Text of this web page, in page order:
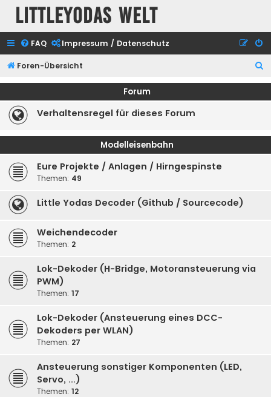
Littleyodas Welt
FAQ Impressum / Datenschutz
Foren-Übersicht
u
Forum
Verhaltensregel für dieses Forum
Modelleisenbahn
Eure Projekte / Anlagen / Hirngespinste
Themen: 49
Little Yodas Decoder (Github / Sourcecode)
Weichendecoder
Themen: 2
Lok-Dekoder (H-Bridge, Motoransteuerung via
PWM)
Themen: 17
Lok-Dekoder (Ansteuerung eines DCC-
Dekoders per WLAN)
Themen: 27
Ansteuerung sonstiger Komponenten (LED,
Servo, ...)
Themen: 12